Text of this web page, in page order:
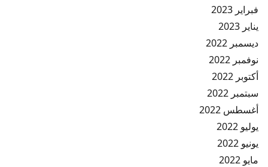
فبراير 2023
يناير 2023
ديسمبر 2022
نوفمبر 2022
أكتوبر 2022
سبتمبر 2022
أغسطس 2022
يوليو 2022
يونيو 2022
مايو 2022